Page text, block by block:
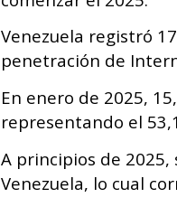
Venezuela registró
penetración de
En enero de 2025,
representando el
A principios de
Venezuela, lo cual